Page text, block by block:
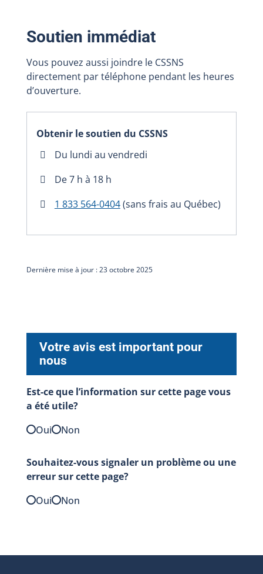
Soutien immédiat
Vous pouvez aussi joindre le CSSNS
directement par téléphone pendant les heures
d’ouverture.
Obtenir le soutien du CSSNS
Du lundi au vendredi
De 7 h à 18 h
1 833 564-0404(sans frais au Québec)
Dernière mise à jour : 23 octobre 2025
Votre avis est important pour
nous
Est-ce que l’information sur cette page vous
a été utile?
Oui
Non
Souhaitez-vous signaler un problème ou une
erreur sur cette page?
Oui
Non